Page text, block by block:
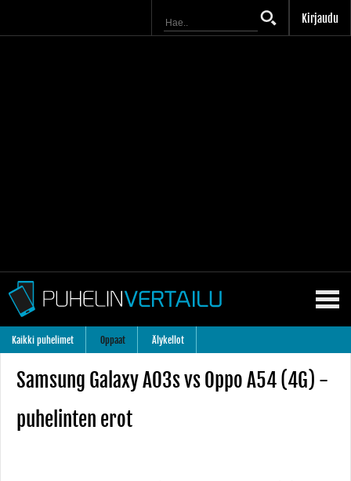
Kirjaudu
Kaikki puhelimet Oppaat Älykellot
Samsung Galaxy A03s vs Oppo A54 (4G) -
puhelinten erot